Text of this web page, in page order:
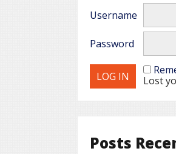
Username
Password
Lost
Posts